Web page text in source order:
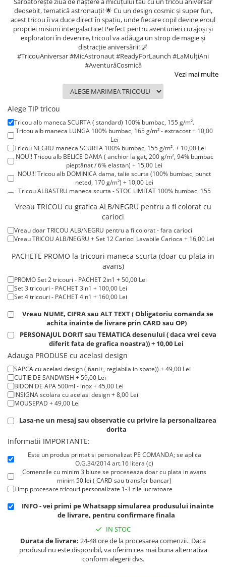
Lenjerii de pat pentru copii
Cadouri Cuplu
Fashion
Pijamale de dama
WINTER Collection
Halate si pijamale Family
Incaltaminte
Seturi elegante femei
Umbrele
Pijamale de copii
Pijamale BIG SIZE femei
Cadouri ocazii speciale
Tricouri de cuplu Valentine's Day
Cadouri pentru Bunici
Cadouri Craciun
Cadouri pentru Mama
Cadouri pentru profesori sau absolventi
Cadouri Back to school
Cadouri de Paște
Cadouri Traditionale Romanesti
8 Martie
Cadouri pentru CUPLU El & Ea
Cadouri Iubitori de animale
Cadouri GRAVIDE
Cadouri pentru sportivi
Cadouri Colegi, sefi sau angajati
Cadouri pentru Doctori
Cadouri pentru Sfânta Maria
Martisoare
deosebit, tematică astronauți! 🌟 Cu un design cosmic și super fun,
acest tricou îi va duce direct în spațiu, unde fiecare copil devine eroul
propriei misiuni intergalactice! Perfect pentru aventurieri curajoși și
exploratori în devenire, tricoul va adăuga un strop de magie și
distracție aniversării! 🌌
#TricouAniversar #MicAstronaut #ReadyForLaunch #LaMulțiAni
#AventurăCosmică
Vezi mai multe
Alege TIP tricou
Tricou alb maneca SCURTA ( standard) 100% bumbac, 155 g/m².
Tricou alb maneca LUNGA 100% bumbac, 165 g/m² - extracost + 10,00
Lei
Tricou NEGRU maneca SCURTA 100% bumbac, 155 g/m². + 10,00 Lei
NOU!! Tricou alb BELICE DAMA ( anchior la gat, 200 g/m², 94% bumbac
pieptănat / 6% elastan) + 15,00 Lei
NOU!!! Tricou alb DOMINICA dama, talie scurta (100% bumbac, punct
neted, 170 g/m²) + 10,00 Lei
Tricou ALBASTRU maneca scurta - STOC LIMITAT 100% bumbac, 155
Tricou ROSU maneca scurta 100% bumbac, 155 g/m². + 15,00 Lei
Tricou POLO alb maneca SCURTA 200-220 g/m² - marimi COPII + 15,00
Tricou POLO alb maneca LUNGA 200-220 g/m² marimi COPII + 20,00
Lei
Tricou ROSU maneca LUNGA ( STOC LIMITAT) 100% bumbac, 165 g/m²
- extracost + 20,00 Lei
Vreau TRICOU cu grafica ALB/NEGRU pentru a fi colorat cu
carioci
Vreau doar TRICOU ALB/NEGRU pentru a fi colorat - fara carioci
Vreau TRICOU ALB/NEGRU + Set 12 Carioci Lavabile Carioca + 16,00 Lei
PACHETE PROMO la tricouri maneca scurta (doar cu plata in
avans)
PROMO Set 2 tricouri - PACHET 2in1 + 50,00 Lei
Set 3 tricouri - PACHET 3in1 + 100,00 Lei
Set 4 tricouri - PACHET 4in1 + 160,00 Lei
Vreau NUME, CIFRA sau ALT TEXT ( Obligatoriu comanda se
achita inainte de livrare prin CARD sau OP)
PERSONAJUL DORIT sau TEMATICA desenului ( daca vrei ceva
diferit fata de grafica noastra)) + 10,00 Lei
Adauga PRODUSE cu acelasi design
SAPCA cu acelasi design ( 6ani+, reglabila in spate)) + 49,00 Lei
CUTIE DE SANDWISH + 59,00 Lei
BIDON DE APA 500ml - inox + 45,00 Lei
INSIGNA scolara cu acelasi design + 8,00 Lei
MOUSEPAD + 49,00 Lei
Lasa-ne un mesaj sau observatie cu privire la personalizarea
dorita
Informatii IMPORTANTE:
Este un produs printat si personalizat PE COMANDA; se aplica
O.G.34/2014 art.16 litera (c)
Comenzile cu minim 3 bluze se proceseaza doar cu plata in avans
minim 50 lei ( CARD sau transfer bancar)
Timp procesare tricouri personalizate 1-3 zile lucratoare
INFO - vei primi pe Whatsapp simularea produsului inainte
de livrare, pentru confirmare finala
IN STOC
Durata de livrare: 24-48 ore de la procesarea comenzii.. Daca
produsul nu este disponibil, va oferim cea mai buna alternativa
conform alegerii dvs.